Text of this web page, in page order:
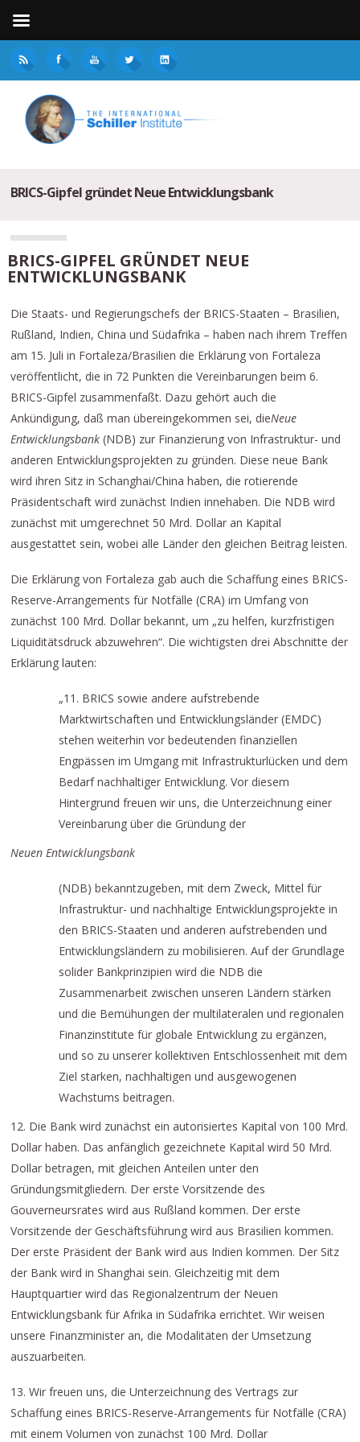
BRICS-Gipfel gründet Neue Entwicklungsbank
BRICS-GIPFEL GRÜNDET NEUE
ENTWICKLUNGSBANK
Die Staats- und Regierungschefs der BRICS-Staaten – Brasilien,
Rußland, Indien, China und Südafrika – haben nach ihrem Treffen
am 15. Juli in Fortaleza/Brasilien die Erklärung von Fortaleza
veröffentlicht, die in 72 Punkten die Vereinbarungen beim 6.
BRICS-Gipfel zusammenfaßt. Dazu gehört auch die
Ankündigung, daß man übereingekommen sei, dieNeue
Entwicklungsbank (NDB) zur Finanzierung von Infrastruktur- und
anderen Entwicklungsprojekten zu gründen. Diese neue Bank
wird ihren Sitz in Schanghai/China haben, die rotierende
Präsidentschaft wird zunächst Indien innehaben. Die NDB wird
zunächst mit umgerechnet 50 Mrd. Dollar an Kapital
ausgestattet sein, wobei alle Länder den gleichen Beitrag leisten.
Die Erklärung von Fortaleza gab auch die Schaffung eines BRICS-
Reserve-Arrangements für Notfälle (CRA) im Umfang von
zunächst 100 Mrd. Dollar bekannt, um „zu helfen, kurzfristigen
Liquiditätsdruck abzuwehren“. Die wichtigsten drei Abschnitte der
Erklärung lauten:
„11. BRICS sowie andere aufstrebende
Marktwirtschaften und Entwicklungsländer (EMDC)
stehen weiterhin vor bedeutenden finanziellen
Engpässen im Umgang mit Infrastrukturlücken und dem
Bedarf nachhaltiger Entwicklung. Vor diesem
Hintergrund freuen wir uns, die Unterzeichnung einer
Vereinbarung über die Gründung der
Neuen Entwicklungsbank
(NDB) bekanntzugeben, mit dem Zweck, Mittel für
Infrastruktur- und nachhaltige Entwicklungsprojekte in
den BRICS-Staaten und anderen aufstrebenden und
Entwicklungsländern zu mobilisieren. Auf der Grundlage
solider Bankprinzipien wird die NDB die
Zusammenarbeit zwischen unseren Ländern stärken
und die Bemühungen der multilateralen und regionalen
Finanzinstitute für globale Entwicklung zu ergänzen,
und so zu unserer kollektiven Entschlossenheit mit dem
Ziel starken, nachhaltigen und ausgewogenen
Wachstums beitragen.
12. Die Bank wird zunächst ein autorisiertes Kapital von 100 Mrd.
Dollar haben. Das anfänglich gezeichnete Kapital wird 50 Mrd.
Dollar betragen, mit gleichen Anteilen unter den
Gründungsmitgliedern. Der erste Vorsitzende des
Gouverneursrates wird aus Rußland kommen. Der erste
Vorsitzende der Geschäftsführung wird aus Brasilien kommen.
Der erste Präsident der Bank wird aus Indien kommen. Der Sitz
der Bank wird in Shanghai sein. Gleichzeitig mit dem
Hauptquartier wird das Regionalzentrum der Neuen
Entwicklungsbank für Afrika in Südafrika errichtet. Wir weisen
unsere Finanzminister an, die Modalitäten der Umsetzung
auszuarbeiten.
13. Wir freuen uns, die Unterzeichnung des Vertrags zur
Schaffung eines BRICS-Reserve-Arrangements für Notfälle (CRA)
mit einem Volumen von zunächst 100 Mrd. Dollar